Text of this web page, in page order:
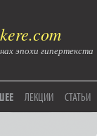
эпохи гипертекста
ЛЕКЦИИ СТАТЬИ